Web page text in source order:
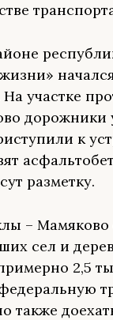
участке
к
разметку.
– Мамяково
сел и
2,5
также